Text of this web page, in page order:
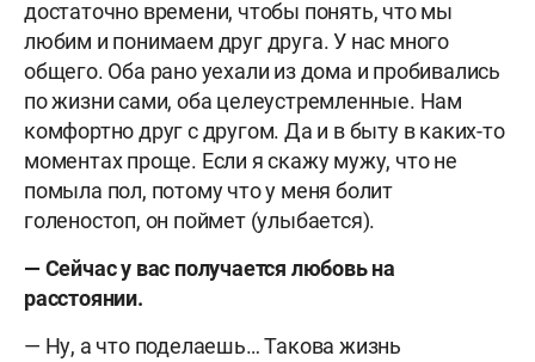
достаточно времени, чтобы понять, что мы
любим и понимаем друг друга. У нас много
общего. Оба рано уехали из дома и пробивались
по жизни сами, оба целеустремленные. Нам
комфортно друг с другом. Да и в быту в каких-то
моментах проще. Если я скажу мужу, что не
помыла пол, потому что у меня болит
голеностоп, он поймет (улыбается).
— Сейчас у вас получается любовь на
расстоянии.
— Ну, а что поделаешь… Такова жизнь